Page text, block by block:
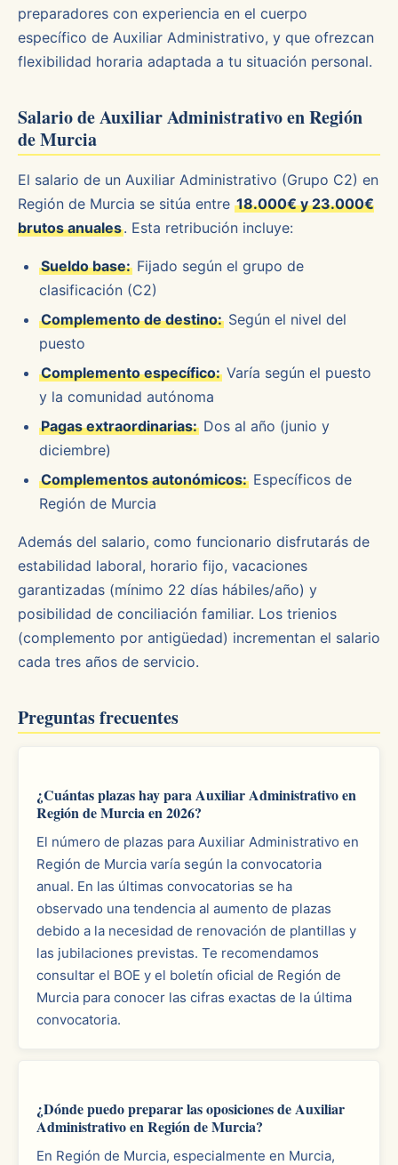
preparadores con experiencia en el cuerpo
específico de Auxiliar Administrativo, y que ofrezcan
flexibilidad horaria adaptada a tu situación personal.
Salario de Auxiliar Administrativo en Región
de Murcia
El salario de un Auxiliar Administrativo (Grupo C2) en
Región de Murcia se sitúa entre 18.000€ y 23.000€
brutos anuales. Esta retribución incluye:
Sueldo base: Fijado según el grupo de
clasificación (C2)
Complemento de destino: Según el nivel del
puesto
Complemento específico: Varía según el puesto
y la comunidad autónoma
Pagas extraordinarias: Dos al año (junio y
diciembre)
Complementos autonómicos: Específicos de
Región de Murcia
Además del salario, como funcionario disfrutarás de
estabilidad laboral, horario fijo, vacaciones
garantizadas (mínimo 22 días hábiles/año) y
posibilidad de conciliación familiar. Los trienios
(complemento por antigüedad) incrementan el salario
cada tres años de servicio.
Preguntas frecuentes
¿Cuántas plazas hay para Auxiliar Administrativo en
Región de Murcia en 2026?
El número de plazas para Auxiliar Administrativo en
Región de Murcia varía según la convocatoria
anual. En las últimas convocatorias se ha
observado una tendencia al aumento de plazas
debido a la necesidad de renovación de plantillas y
las jubilaciones previstas. Te recomendamos
consultar el BOE y el boletín oficial de Región de
Murcia para conocer las cifras exactas de la última
convocatoria.
¿Dónde puedo preparar las oposiciones de Auxiliar
Administrativo en Región de Murcia?
En Región de Murcia, especialmente en Murcia,